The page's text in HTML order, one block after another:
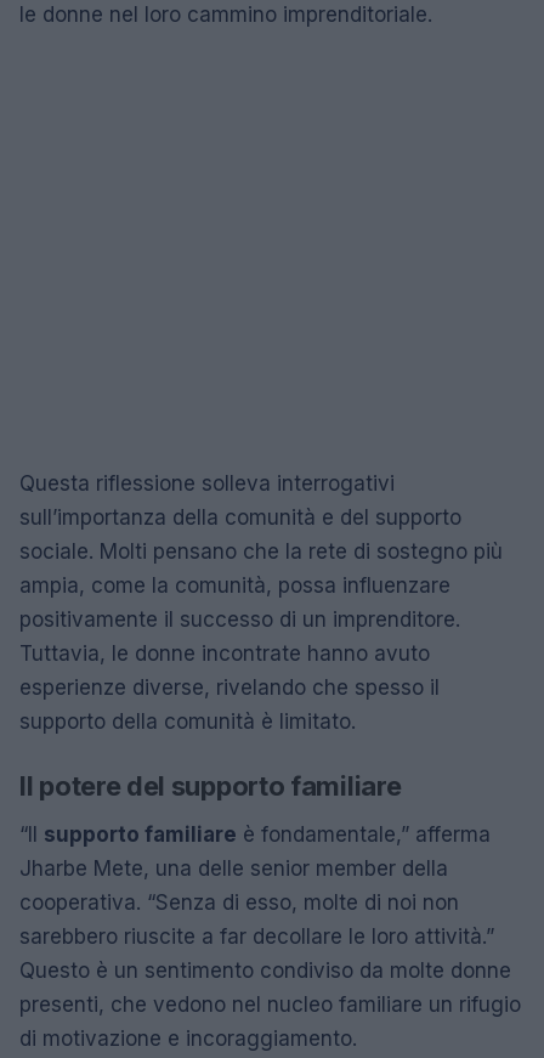
le donne nel loro cammino imprenditoriale.
Questa riflessione solleva interrogativi
sull’importanza della comunità e del supporto
sociale. Molti pensano che la rete di sostegno più
ampia, come la comunità, possa influenzare
positivamente il successo di un imprenditore.
Tuttavia, le donne incontrate hanno avuto
esperienze diverse, rivelando che spesso il
supporto della comunità è limitato.
Il potere del supporto familiare
“Il supporto familiare è fondamentale,” afferma
Jharbe Mete, una delle senior member della
cooperativa. “Senza di esso, molte di noi non
sarebbero riuscite a far decollare le loro attività.”
Questo è un sentimento condiviso da molte donne
presenti, che vedono nel nucleo familiare un rifugio
di motivazione e incoraggiamento.